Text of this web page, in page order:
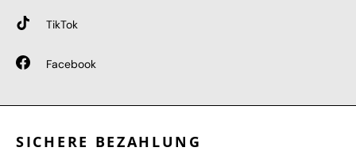
TikTok
Facebook
SICHERE BEZAHLUNG